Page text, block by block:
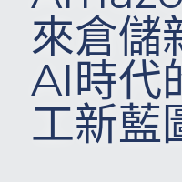
來倉儲
AI時代
工新藍